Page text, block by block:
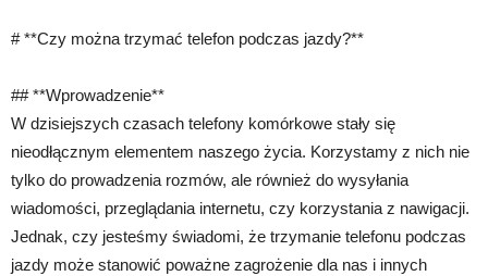
# **Czy można trzymać telefon podczas jazdy?**
## **Wprowadzenie**
W dzisiejszych czasach telefony komórkowe stały się
nieodłącznym elementem naszego życia. Korzystamy z nich nie
tylko do prowadzenia rozmów, ale również do wysyłania
wiadomości, przeglądania internetu, czy korzystania z nawigacji.
Jednak, czy jesteśmy świadomi, że trzymanie telefonu podczas
jazdy może stanowić poważne zagrożenie dla nas i innych